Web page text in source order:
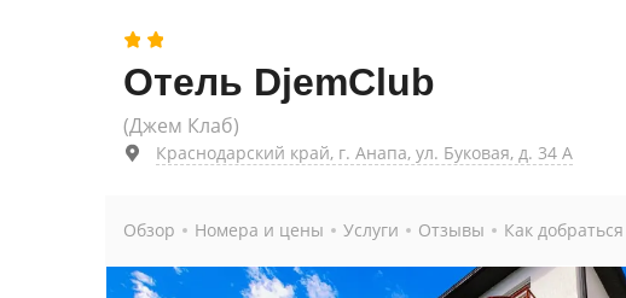
Отель DjemClub
(Джем Клаб)
Краснодарский край, г. Анапа, ул. Буковая, д. 34 А
Обзор Номера и цены Услуги Отзывы Как добраться